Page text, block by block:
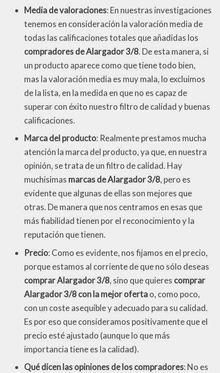
Media de valoraciones: En nuestras investigaciones
tenemos en consideración la valoración media de
todas las calificaciones totales que añadidas los
compradores de Alargador 3/8. De esta manera, si
un producto aparece como que tiene todo bien,
mas la valoración media es muy mala, lo excluimos
de la lista, en la medida en que no es capaz de
superar con éxito nuestro filtro de calidad y buenas
calificaciones.
Marca del producto: Realmente prestamos mucha
atención la marca del producto, ya que, en nuestra
opinión, se trata de un filtro de calidad. Hay
muchísimas marcas de Alargador 3/8, pero es
evidente que algunas de ellas son mejores que
otras. De manera que nos centramos en esas que
más fiabilidad tienen por el reconocimiento y la
reputación que tienen.
Precio: Como es evidente, nos fijamos en el precio,
porque estamos al corriente de que no sólo deseas
comprar Alargador 3/8, sino que quieres comprar
Alargador 3/8 con la mejor ofertao, como poco,
con un coste asequible y adecuado para su calidad.
Es por eso que consideramos positivamente que el
precio esté ajustado (aunque lo que más
importancia tiene es la calidad).
Qué dicen las opiniones de los compradores: No es